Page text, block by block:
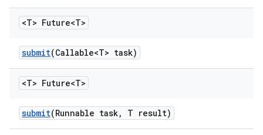
<T> Future<T>
submit(Callable<T> task)
<T> Future<T>
submit(Runnable task, T result)